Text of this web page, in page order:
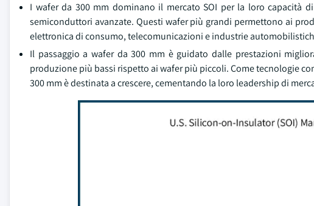
I wafer da 300 mm dominano il mercato SOI per la loro capacità
semiconduttori avanzate. Questi wafer più grandi permettono ai
elettronica di consumo, telecomunicazioni e industrie
Il passaggio a wafer da 300 mm è guidato dalle prestazioni
produzione più bassi rispetto ai wafer più piccoli. Come tecnologie
300 mm è destinata a crescere, cementando la loro leadership di